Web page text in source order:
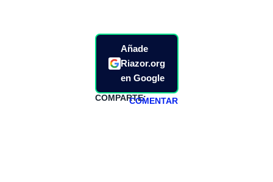
Añade
Riazor.org
en Google
COMPARTE:COMENTAR